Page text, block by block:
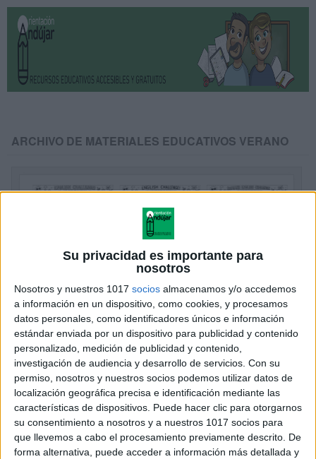
Su privacidad es importante para
nosotros
Nosotros y nuestros 1017 socios almacenamos y/o accedemos
a información en un dispositivo, como cookies, y procesamos
datos personales, como identificadores únicos e información
estándar enviada por un dispositivo para publicidad y contenido
personalizado, medición de publicidad y contenido,
investigación de audiencia y desarrollo de servicios. Con su
permiso, nosotros y nuestros socios podemos utilizar datos de
localización geográfica precisa e identificación mediante las
características de dispositivos. Puede hacer clic para otorgarnos
su consentimiento a nosotros y a nuestros 1017 socios para
que llevemos a cabo el procesamiento previamente descrito. De
forma alternativa, puede acceder a información más detallada y
ARCHIVO DE MATERIALES EDUCATIVOS VERANO
Manteles verano actividades divertidas
vol. 2
Publicado el 14 junio, 2026
El verano es sinónimo de sol, descanso y diversión…
¡pero también puede ser aprendizaje! Estos manteles
de actividades veraniegas están pensados para que
los niños repasen contenidos de forma lúdica, […]